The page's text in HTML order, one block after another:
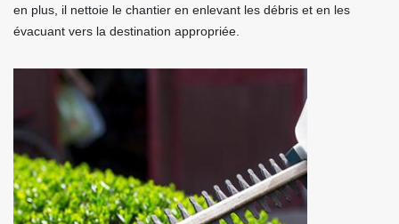
en plus, il nettoie le chantier en enlevant les débris et en les
évacuant vers la destination appropriée.